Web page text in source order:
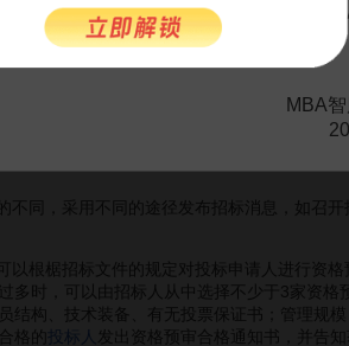
管理项目招标机构。招标机构可聘请有关部
》、《招标书》、《投标单》
，采用不同的途径发布招标消息，如召开
椐招标文件的规定对投标申请人进行资格
多时，可以由招标人从中选择不少于3家资
结构、技术装备、有无投票保证书；管理规
格的 投标人 发出资格预审合格通知书，并告
来您对百科频道的支持。诚邀您加入
见证彼此的成长和进步！
MBA